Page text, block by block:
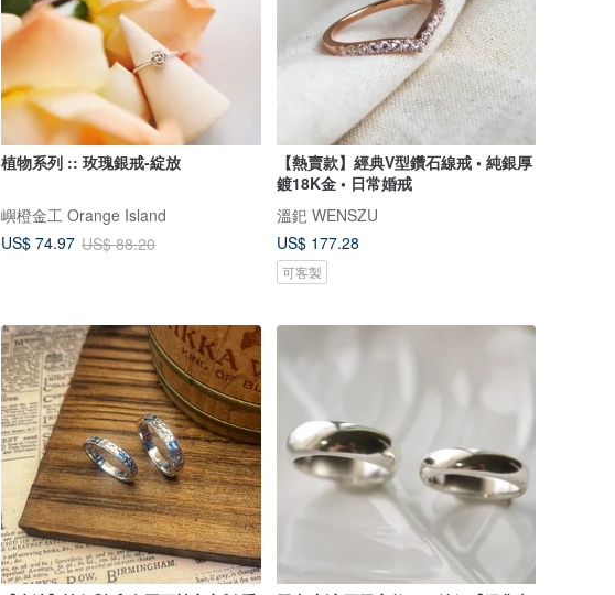
植物系列 :: 玫瑰銀戒-綻放
嶼橙金工 Orange Island
US$ 74.97 US$ 88.20
【熱賣款】經典V型鑽石線戒 • 純銀厚
鍍18K金 • 日常婚戒
溫釲 WENSZU
US$ 177.28
可客製